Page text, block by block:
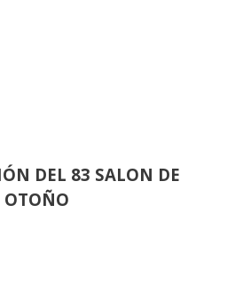
DEL 83 SALON DE
OTOÑO